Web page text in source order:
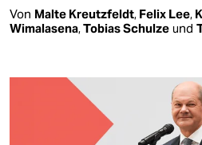
Von Malte Kreutzfeldt, Felix Lee,
Wimalasena,Tobias Schulze und